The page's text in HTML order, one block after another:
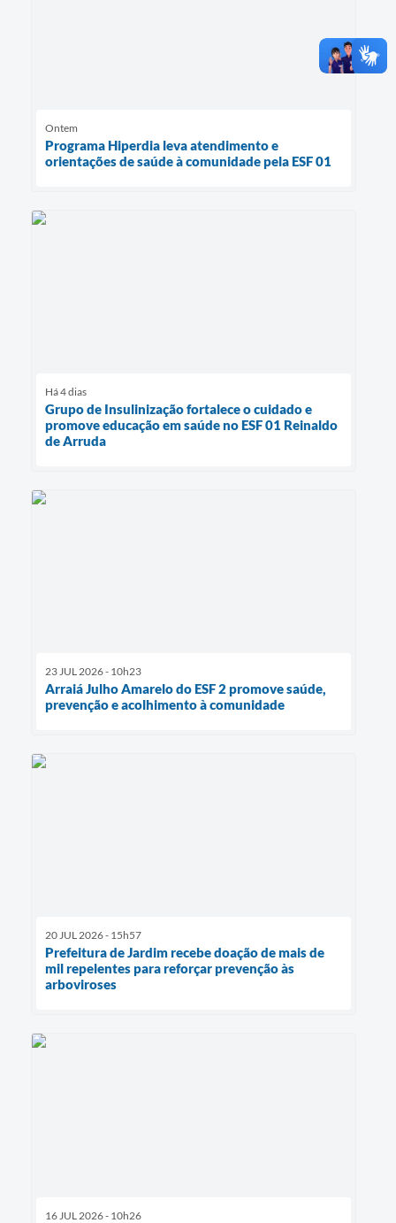
Ontem
Programa Hiperdia leva atendimento e
orientações de saúde à comunidade pela ESF 01
Há 4 dias
Grupo de Insulinização fortalece o cuidado e
promove educação em saúde no ESF 01 Reinaldo
de Arruda
23 JUL 2026 - 10h23
Arraiá Julho Amarelo do ESF 2 promove saúde,
prevenção e acolhimento à comunidade
20 JUL 2026 - 15h57
Prefeitura de Jardim recebe doação de mais de
mil repelentes para reforçar prevenção às
arboviroses
16 JUL 2026 - 10h26